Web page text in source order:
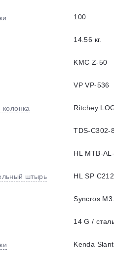
100
14.56 кг.
KMC Z-50
VP VP-536
колонка Ritchey
TDS-C302-
HL MTB-
штырь HL SP
Syncros
14 G /
Kenda